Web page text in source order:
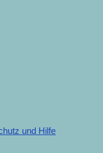
und Hilfe